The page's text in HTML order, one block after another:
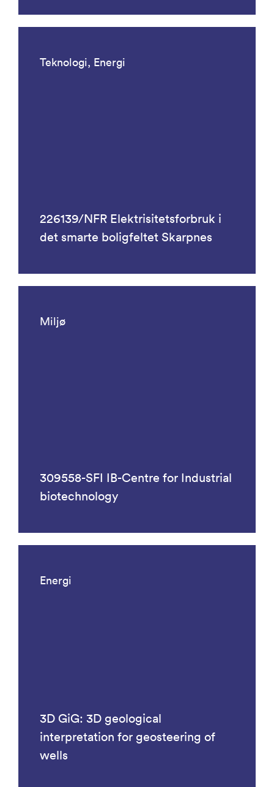
Teknologi, Energi
226139/NFR Elektrisitetsforbruk i
det smarte boligfeltet Skarpnes
Miljø
309558-SFI IB-Centre for Industrial
biotechnology
Energi
3D GiG: 3D geological
interpretation for geosteering of
wells